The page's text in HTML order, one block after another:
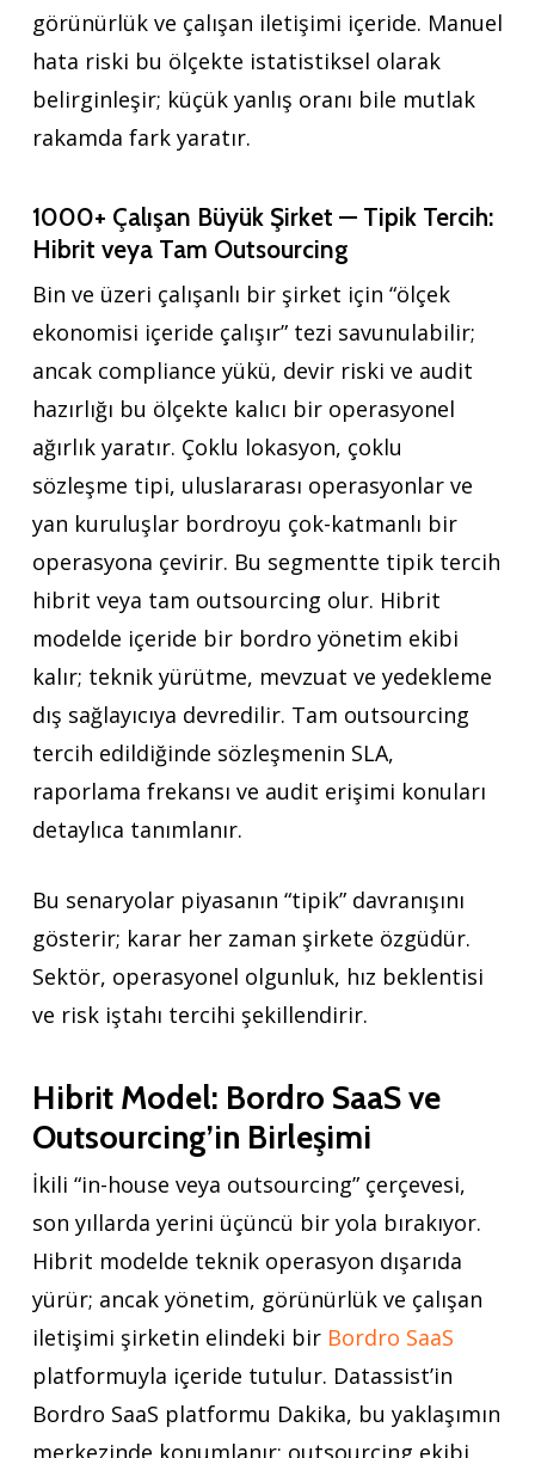
görünürlük ve çalışan iletişimi içeride. Manuel
hata riski bu ölçekte istatistiksel olarak
belirginleşir; küçük yanlış oranı bile mutlak
rakamda fark yaratır.
1000+ Çalışan Büyük Şirket — Tipik Tercih:
Hibrit veya Tam Outsourcing
Bin ve üzeri çalışanlı bir şirket için “ölçek
ekonomisi içeride çalışır” tezi savunulabilir;
ancak compliance yükü, devir riski ve audit
hazırlığı bu ölçekte kalıcı bir operasyonel
ağırlık yaratır. Çoklu lokasyon, çoklu
sözleşme tipi, uluslararası operasyonlar ve
yan kuruluşlar bordroyu çok-katmanlı bir
operasyona çevirir. Bu segmentte tipik tercih
hibrit veya tam outsourcing olur. Hibrit
modelde içeride bir bordro yönetim ekibi
kalır; teknik yürütme, mevzuat ve yedekleme
dış sağlayıcıya devredilir. Tam outsourcing
tercih edildiğinde sözleşmenin SLA,
raporlama frekansı ve audit erişimi konuları
detaylıca tanımlanır.
Bu senaryolar piyasanın “tipik” davranışını
gösterir; karar her zaman şirkete özgüdür.
Sektör, operasyonel olgunluk, hız beklentisi
ve risk iştahı tercihi şekillendirir.
Hibrit Model: Bordro SaaS ve
Outsourcing’in Birleşimi
İkili “in-house veya outsourcing” çerçevesi,
son yıllarda yerini üçüncü bir yola bırakıyor.
Hibrit modelde teknik operasyon dışarıda
yürür; ancak yönetim, görünürlük ve çalışan
iletişimi şirketin elindeki bir Bordro SaaS
platformuyla içeride tutulur. Datassist’in
Bordro SaaS platformu Dakika, bu yaklaşımın
merkezinde konumlanır: outsourcing ekibi